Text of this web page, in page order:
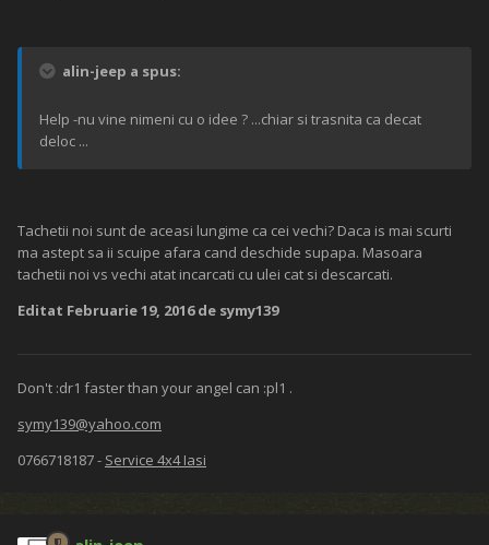
alin-jeep a spus:
Help -nu vine nimeni cu o idee ? ...chiar si trasnita ca decat
deloc ...
Tachetii noi sunt de aceasi lungime ca cei vechi? Daca is mai scurti
ma astept sa ii scuipe afara cand deschide supapa. Masoara
tachetii noi vs vechi atat incarcati cu ulei cat si descarcati.
Editat Februarie 19, 2016de symy139
Don't :dr1 faster than your angel can :pl1 .
symy139@yahoo.com
0766718187 - Service 4x4 Iasi